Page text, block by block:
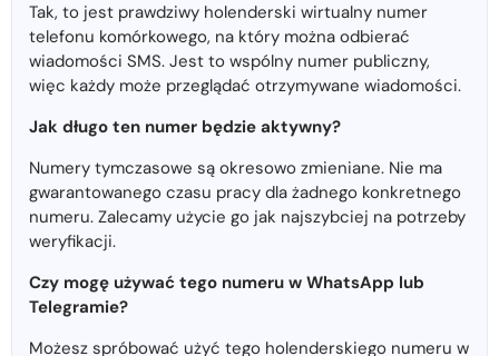
Tak, to jest prawdziwy holenderski wirtualny numer
telefonu komórkowego, na który można odbierać
wiadomości SMS. Jest to wspólny numer publiczny,
więc każdy może przeglądać otrzymywane wiadomości.
Jak długo ten numer będzie aktywny?
Numery tymczasowe są okresowo zmieniane. Nie ma
gwarantowanego czasu pracy dla żadnego konkretnego
numeru. Zalecamy użycie go jak najszybciej na potrzeby
weryfikacji.
Czy mogę używać tego numeru w WhatsApp lub
Telegramie?
Możesz spróbować użyć tego holenderskiego numeru w